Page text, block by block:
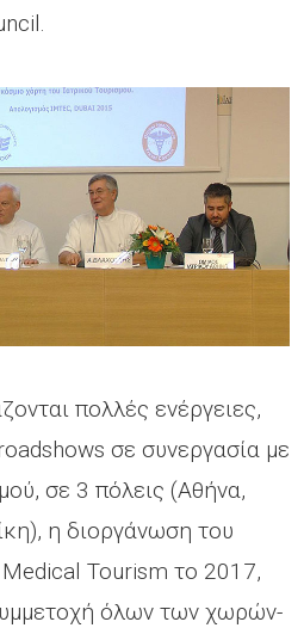
πολλές ενέργειες,
σε συνεργασία με
σε 3 πόλεις (Αθήνα,
η διοργάνωση του
Tourism το 2017,
όλων των χωρών-